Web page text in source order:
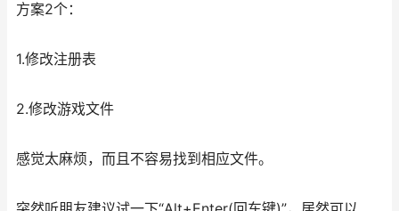
方案2个：
1.修改注册表
2.修改游戏文件
感觉太麻烦，而且不容易找到相应文件。